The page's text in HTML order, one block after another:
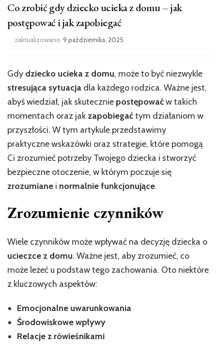
Co zrobić gdy dziecko ucieka z domu – jak
postępować i jak zapobiegać
zaktualizowano 9 października, 2025
Gdy dziecko ucieka z domu, może to być niezwykle
stresująca sytuacja dla każdego rodzica. Ważne jest,
abyś wiedział, jak skutecznie postępowaćw takich
momentach oraz jakzapobiegaćtym działaniom w
przyszłości. W tym artykule przedstawimy
praktyczne wskazówki oraz strategie, które pomogą
Ci zrozumieć potrzeby Twojego dziecka i stworzyć
bezpieczne otoczenie, w którym poczuje się
zrozumiane i normalnie funkcjonujące.
Zrozumienie czynników
Wiele czynników może wpływać na decyzję dziecka o
ucieczce z domu. Ważne jest, aby zrozumieć, co
może leżeć u podstaw tego zachowania. Oto niektóre
z kluczowych aspektów:
Emocjonalne uwarunkowania
Środowiskowe wpływy
Relacje z rówieśnikami